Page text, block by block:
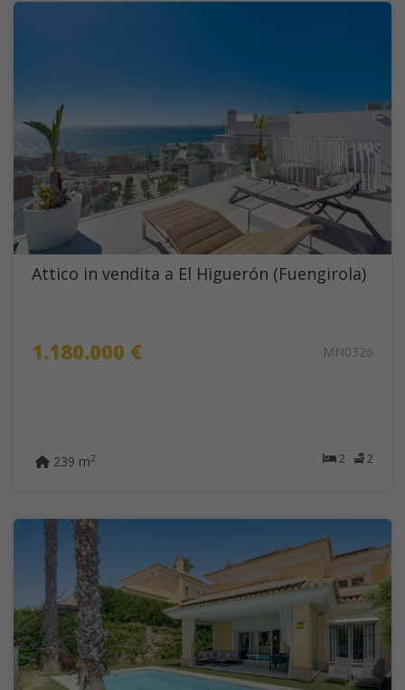
Attico in vendita a El Higuerón (Fuengirola)
1.180.000 € MN0326
2 2
239 m2